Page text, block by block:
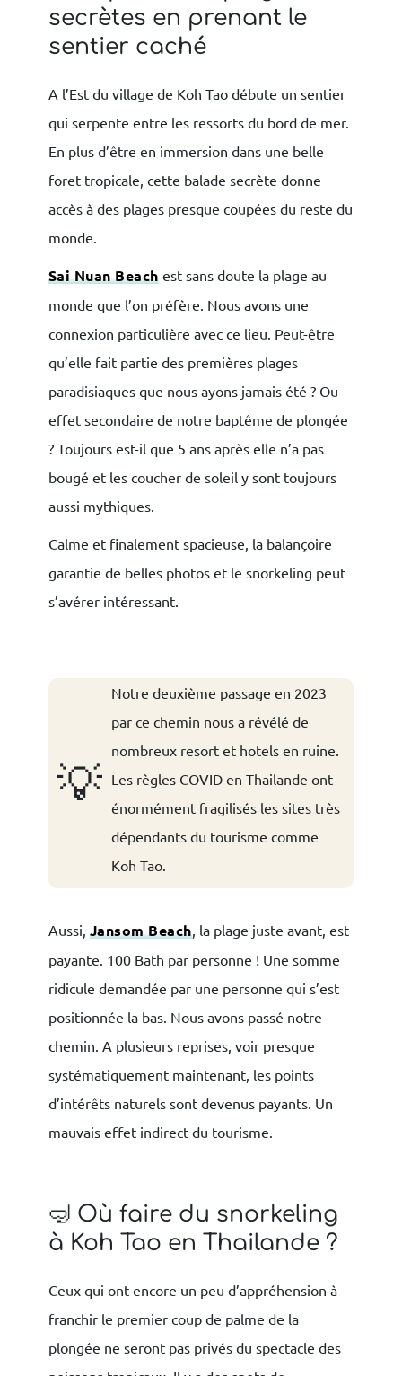
secrètes en prenant le
sentier caché
A l’Est du village de Koh Tao débute un sentier
qui serpente entre les ressorts du bord de mer.
En plus d’être en immersion dans une belle
foret tropicale, cette balade secrète donne
accès à des plages presque coupées du reste du
monde.
Sai Nuan Beach est sans doute la plage au
monde que l’on préfère. Nous avons une
connexion particulière avec ce lieu. Peut-être
qu’elle fait partie des premières plages
paradisiaques que nous ayons jamais été ? Ou
effet secondaire de notre baptême de plongée
? Toujours est-il que 5 ans après elle n’a pas
bougé et les coucher de soleil y sont toujours
aussi mythiques.
Calme et finalement spacieuse, la balançoire
garantie de belles photos et le snorkeling peut
s’avérer intéressant.
💡
Notre deuxième passage en 2023
par ce chemin nous a révélé de
nombreux resort et hotels en ruine.
Les règles COVID en Thailande ont
énormément fragilisés les sites très
dépendants du tourisme comme
Koh Tao.
Aussi, Jansom Beach , la plage juste avant, est
payante. 100 Bath par personne ! Une somme
ridicule demandée par une personne qui s’est
positionnée la bas. Nous avons passé notre
chemin. A plusieurs reprises, voir presque
systématiquement maintenant, les points
d’intérêts naturels sont devenus payants. Un
mauvais effet indirect du tourisme.
🤿 Où faire du snorkeling
à Koh Tao en Thailande ?
Ceux qui ont encore un peu d’appréhension à
franchir le premier coup de palme de la
plongée ne seront pas privés du spectacle des